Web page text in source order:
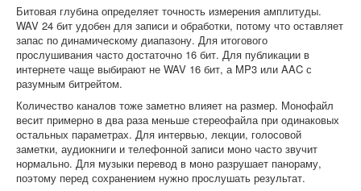
Битовая глубина определяет точность измерения амплитуды.
WAV 24 бит удобен для записи и обработки, потому что оставляет
запас по динамическому диапазону. Для итогового
прослушивания часто достаточно 16 бит. Для публикации в
интернете чаще выбирают не WAV 16 бит, а MP3 или AAC с
разумным битрейтом.
Количество каналов тоже заметно влияет на размер. Монофайл
весит примерно в два раза меньше стереофайла при одинаковых
остальных параметрах. Для интервью, лекции, голосовой
заметки, аудиокниги и телефонной записи моно часто звучит
нормально. Для музыки перевод в моно разрушает панораму,
поэтому перед сохранением нужно прослушать результат.